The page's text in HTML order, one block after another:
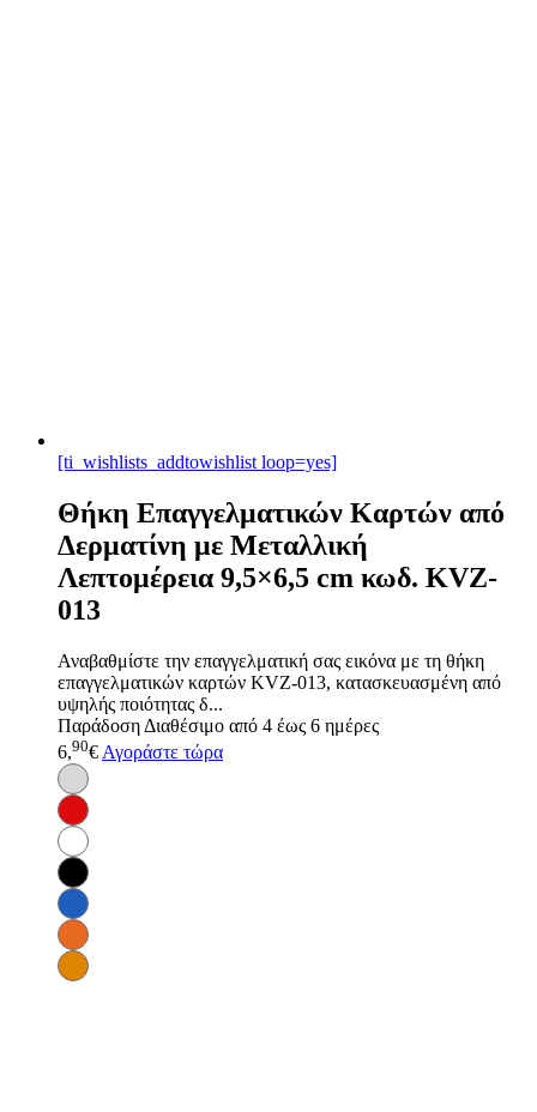
[ti_wishlists_addtowishlist loop=yes]
Θήκη Επαγγελματικών Καρτών από
Δερματίνη με Μεταλλική
Λεπτομέρεια 9,5×6,5 cm κωδ. KVZ-
013
Αναβαθμίστε την επαγγελματική σας εικόνα με τη θήκη
επαγγελματικών καρτών KVZ-013, κατασκευασμένη από
υψηλής ποιότητας δ...
Παράδοση Διαθέσιμο από 4 έως 6 ημέρες
6,90€ Αγοράστε τώρα